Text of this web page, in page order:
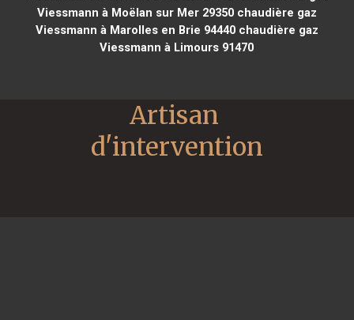
Viessmann à Moëlan sur Mer 29350chaudière gaz
Viessmann à Marolles en Brie 94440chaudière gaz
Viessmann à Limours 91470
Artisan
d'intervention